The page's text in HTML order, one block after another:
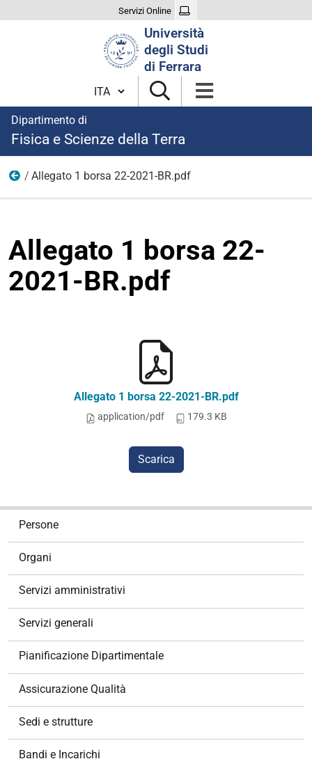
Servizi Online
Università
degli Studi
di Ferrara
Cambia lingua
Dipartimento di
Fisica e Scienze della Terra
modulistica borse 2021
Allegato 1 borsa 22-2021-BR.pdf
Allegato 1 borsa 22-
2021-BR.pdf
Allegato 1 borsa 22-2021-BR.pdf
application/pdf 179.3 KB
Scarica
Persone
Organi
Servizi amministrativi
Servizi generali
Pianificazione Dipartimentale
Assicurazione Qualità
Sedi e strutture
Bandi e Incarichi